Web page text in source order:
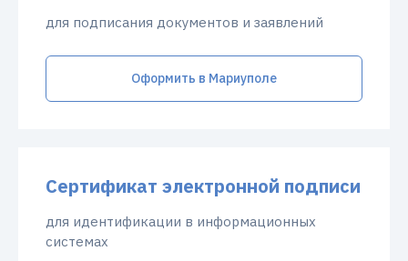
для подписания документов и заявлений
Оформить в Мариуполе
Сертификат электронной подписи
для идентификации в информационных
системах